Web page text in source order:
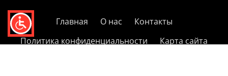
Главная О нас
Контакты
Политика конфиденциальности
Карта сайта